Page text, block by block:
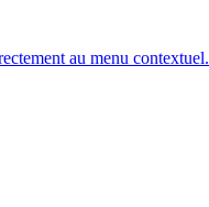
au menu contextuel.